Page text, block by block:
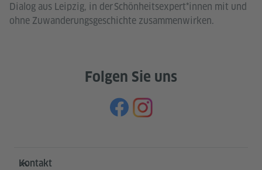
Dialog aus Leipzig, in der Schönheitsexpert*innen mit und
ohne Zuwanderungsgeschichte zusammenwirken.
Folgen Sie uns
Service- und Informationsbereich
Kontakt